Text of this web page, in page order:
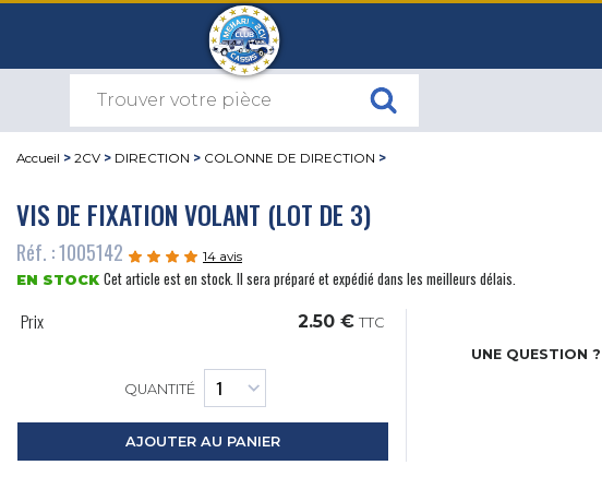
Accueil > 2CV > DIRECTION > COLONNE DE DIRECTION >
VIS DE FIXATION VOLANT (LOT DE 3)
Réf. : 1005142 14 avis
EN STOCK Cet article est en stock. Il sera préparé et expédié dans les meilleurs délais.
Prix 2.50 € TTC
QUANTITÉ
AJOUTER AU PANIER
UNE QUESTION